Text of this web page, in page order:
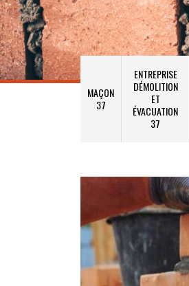
MAÇON
37
ENTREPRISE
DÉMOLITION
ET
ÉVACUATION
37